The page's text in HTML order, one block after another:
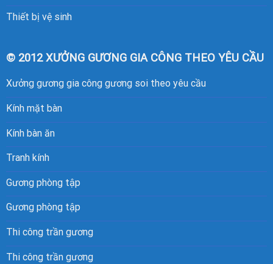
Thiết bị vệ sinh
© 2012 XƯỞNG GƯƠNG GIA CÔNG THEO YÊU CẦU
Xưởng gương gia công gương soi theo yêu cầu
Kính mặt bàn
Kính bàn ăn
Tranh kính
Gương phòng tập
Gương phòng tập
Thi công trần gương
Thi công trần gương